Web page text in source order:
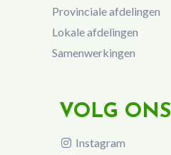
Provinciale afdelingen
Lokale afdelingen
Samenwerkingen
VOLG ONS
Instagram